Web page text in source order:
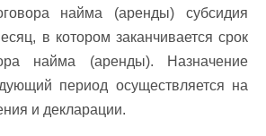
найма (аренды) субсидия
в котором заканчивается срок
найма (аренды). Назначение
период осуществляется на
и декларации.